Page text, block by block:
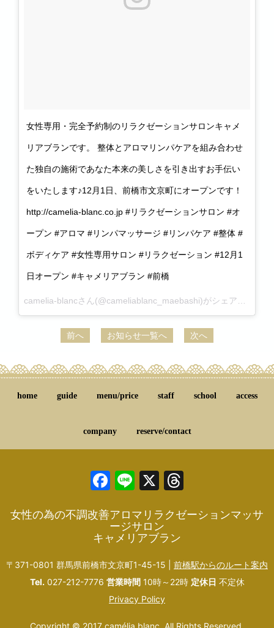
女性専用・完全予約制のリラクゼーションサロンキャメ
リアブランです。 整体とアロマリンパケアを組み合わせ
た独自の施術であなた本来の美しさを引き出すお手伝い
をいたします♪12月1日、前橋市文京町にオープンです！
http://camelia-blanc.co.jp #リラクゼーションサロン #オ
ープン #アロマ #リンパマッサージ #リンパケア #整体 #
ボディケア #女性専用サロン #リラクゼーション #12月1
日オープン #キャメリアブラン #前橋
前へ お知らせ一覧へ 次へ
home guide menu/price staff school access
company reserve/contact
Facebook
Line
X
女性の為の不調改善アロマリラクゼーションマッサ
ージサロン
キャメリアブラン
〒371-0801 群馬県前橋市文京町1-45-15 | 前橋駅からのルート案内
Tel. 027-212-7776 営業時間10時～22時 定休日 不定休
Privacy Policy
Copyright © 2017 camélia blanc. All Rights Reserved.